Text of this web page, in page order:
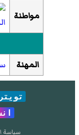
مواطنة
المهنة
تويتر
سياسة